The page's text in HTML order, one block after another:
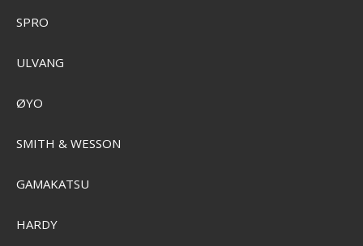
SPRO
ULVANG
ØYO
SMITH & WESSON
GAMAKATSU
HARDY